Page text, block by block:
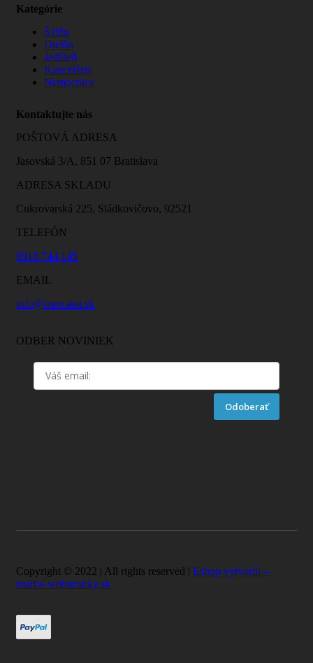
Kategórie
Šatňa
Dielňa
Jedáleň
Kancelária
Nemocnica
Kontaktujte nás
POŠTOVÁ ADRESA
Jasovská 3/A, 851 07 Bratislava
ADRESA SKLADU
Cukrovarská 225, Sládkovičovo, 92521
TELEFÓN
0918 744 145
EMAIL
info@mercator.sk
ODBER NOVINIEK
Odoberať
Copyright © 2022 | All rights reserved | Eshop vytvorili –
tvorba-webstranky.sk